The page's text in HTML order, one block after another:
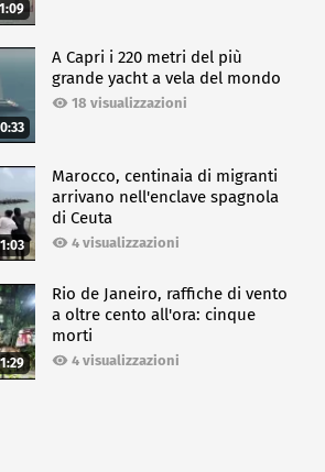
A Capri i 220 metri del più
grande yacht a vela del mondo
18 visualizzazioni
Marocco, centinaia di migranti
arrivano nell'enclave spagnola
di Ceuta
4 visualizzazioni
Rio de Janeiro, raffiche di vento
a oltre cento all'ora: cinque
morti
4 visualizzazioni